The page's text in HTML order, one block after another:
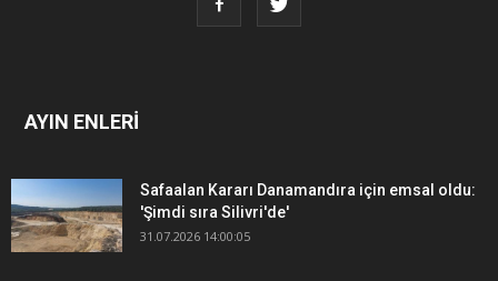
AYIN ENLERİ
Safaalan Kararı Danamandıra için emsal oldu:
'Şimdi sıra Silivri'de'
31.07.2026 14:00:05